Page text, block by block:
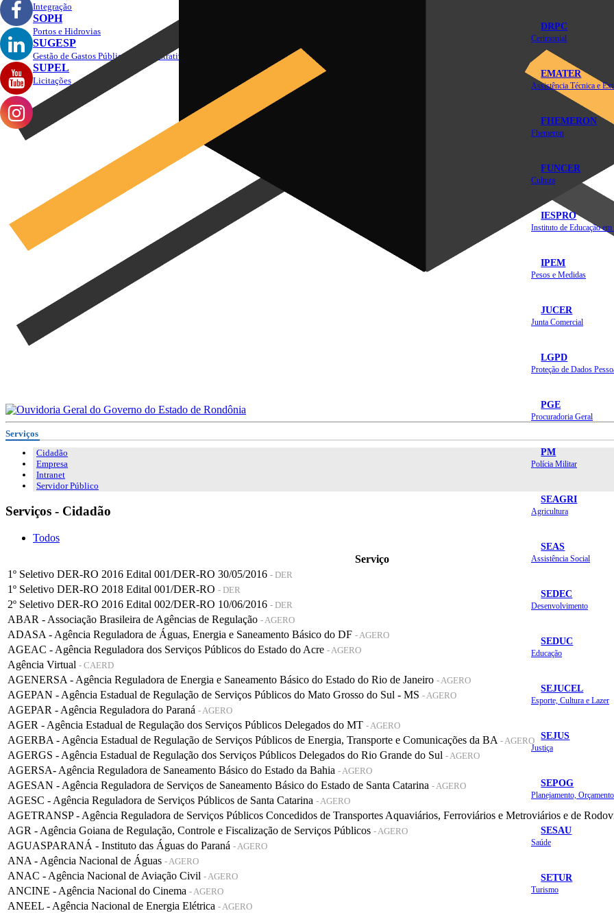
DRPC
Cerimonial
EMATER
FHEMERON
Fhemeron
FUNCER
Cultura
IESPRO
IPEM
Pesos e Medidas
JUCER
Junta Comercial
LGPD
Proteção de Dados
PGE
Procuradoria Geral
PM
Polícia Militar
SEAGRI
Agricultura
SEAS
Assistência Social
SEDEC
Desenvolvimento
SEDUC
Educação
SEJUCEL
Esporte, Cultura e Lazer
SEJUS
Justiça
SEPOG
SESAU
Saúde
SETUR
Turismo
Integração
SOPH
Portos e Hidrovias
SUGESP
Gestão de Gastos Públicos Administrativos
SUPEL
Licitações
Serviços
Cidadão
Empresa
Intranet
Servidor Público
Serviços - Cidadão
Todos
Serviço
1º Seletivo DER-RO 2016 Edital 001/DER-RO 30/05/2016 - DER
1º Seletivo DER-RO 2018 Edital 001/DER-RO - DER
2º Seletivo DER-RO 2016 Edital 002/DER-RO 10/06/2016 - DER
ABAR - Associação Brasileira de Agências de Regulação - AGERO
ADASA - Agência Reguladora de Águas, Energia e Saneamento Básico do DF - AGERO
AGEAC - Agência Reguladora dos Serviços Públicos do Estado do Acre - AGERO
Agência Virtual - CAERD
AGENERSA - Agência Reguladora de Energia e Saneamento Básico do Estado do Rio de Janeiro - AGERO
AGEPAN - Agência Estadual de Regulação de Serviços Públicos do Mato Grosso do Sul - MS - AGERO
AGEPAR - Agência Reguladora do Paraná - AGERO
AGER - Agência Estadual de Regulação dos Serviços Públicos Delegados do MT - AGERO
AGERBA - Agência Estadual de Regulação de Serviços Públicos de Energia, Transporte e Comunicações da BA - AGERO
AGERGS - Agência Estadual de Regulação dos Serviços Públicos Delegados do Rio Grande do Sul - AGERO
AGERSA- Agência Reguladora de Saneamento Básico do Estado da Bahia - AGERO
AGESAN - Agência Reguladora de Serviços de Saneamento Básico do Estado de Santa Catarina - AGERO
AGESC - Agência Reguladora de Serviços Públicos de Santa Catarina - AGERO
AGETRANSP - Agência Reguladora de Serviços Públicos Concedidos de Transportes Aquaviários, Ferroviários e Metroviários e de
AGR - Agência Goiana de Regulação, Controle e Fiscalização de Serviços Públicos - AGERO
AGUASPARANÁ - Instituto das Águas do Paraná - AGERO
ANA - Agência Nacional de Águas - AGERO
ANAC - Agência Nacional de Aviação Civil - AGERO
ANCINE - Agência Nacional do Cinema - AGERO
ANEEL - Agência Nacional de Energia Elétrica - AGERO